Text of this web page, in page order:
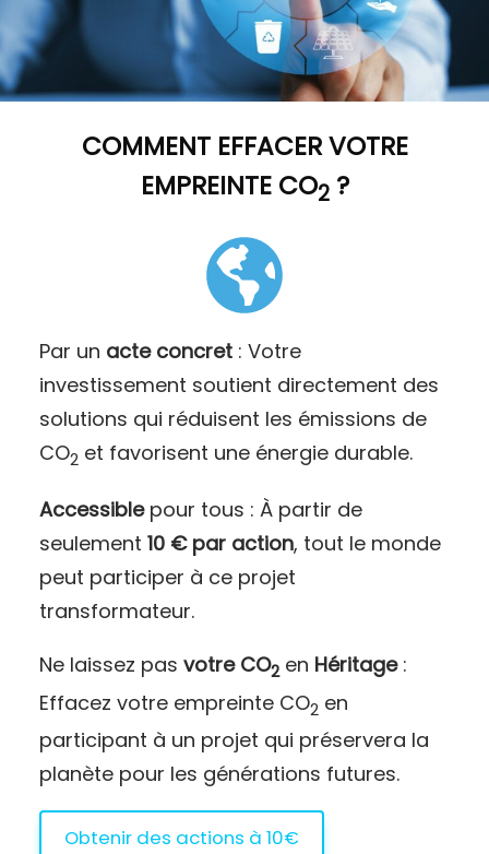
COMMENT EFFACER VOTRE
EMPREINTE CO2?
Par un acte concret: Votre
investissement soutient directement des
solutions qui réduisent les émissions de
CO2 et favorisent une énergie durable.
Accessiblepour tous : À partir de
seulement 10 € par action, tout le monde
peut participer à ce projet
transformateur.
Ne laissez pas votre CO2en Héritage:
Effacez votre empreinte CO2 en
participant à un projet qui préservera la
planète pour les générations futures.
Obtenir des actions à 10€